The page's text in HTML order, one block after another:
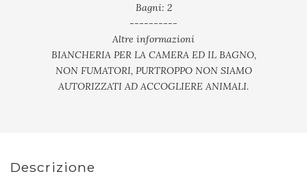
Bagni: 2
----------
Altre informazioni
BIANCHERIA PER LA CAMERA ED IL BAGNO,
NON FUMATORI, PURTROPPO NON SIAMO
AUTORIZZATI AD ACCOGLIERE ANIMALI.
Descrizione